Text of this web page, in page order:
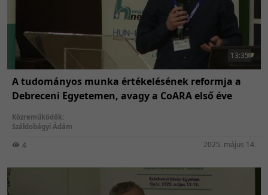
13:35
A tudományos munka értékelésének reformja a
Debreceni Egyetemen, avagy a CoARA első éve
Közreműködők:
Száldobágyi Ádám
4 2025. május 14.